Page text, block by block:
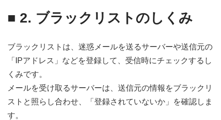
■ 2. ブラックリストのしくみ
ブラックリストは、迷惑メールを送るサーバーや送信元の
「IPアドレス」などを登録して、受信時にチェックするし
くみです。
メールを受け取るサーバーは、送信元の情報をブラックリ
ストと照らし合わせ、「登録されていないか」を確認しま
す。